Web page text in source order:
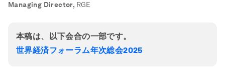
Managing Director, RGE
本稿は、以下会合の一部です。
世界経済フォーラム年次総会2025